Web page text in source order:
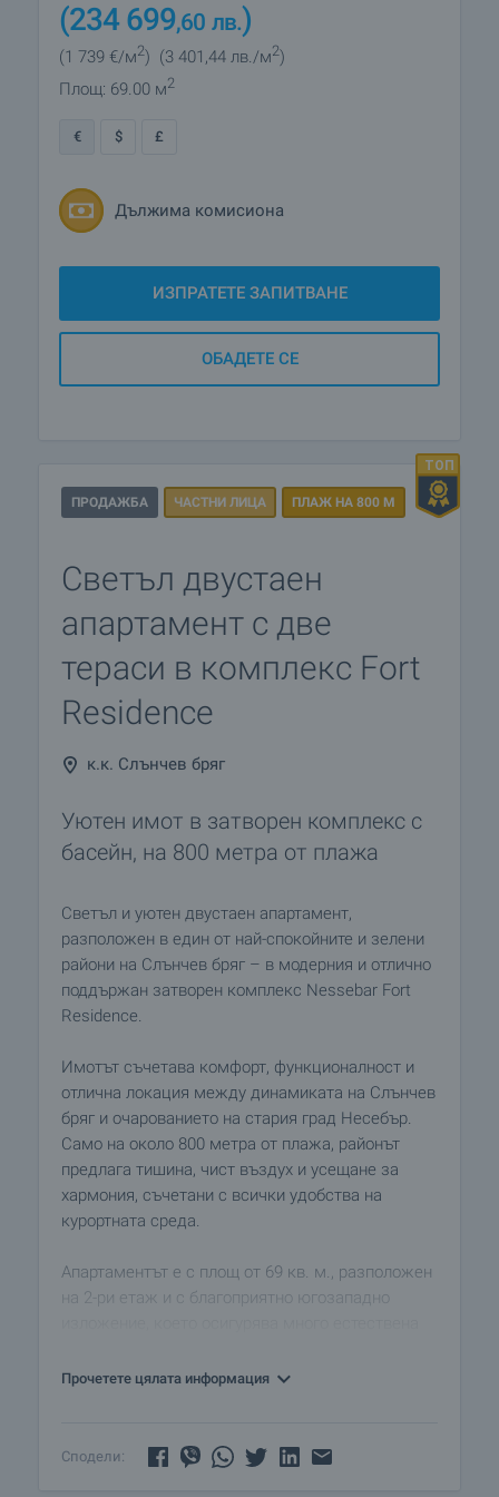
(234 699,60 лв.)
(1 739 €/м2) (3 401 ,44 лв./м2)
Площ: 69.00 м2
€ $ £
Дължима комисиона
ИЗПРАТЕТЕ ЗАПИТВАНЕ
ОБАДЕТЕ СЕ
ПРОДАЖБА ЧАСТНИ ЛИЦА ПЛАЖ НА 800 М
Светъл двустаен
апартамент с две
тераси в комплекс Fort
Residence
к.к. Слънчев бряг
Уютен имот в затворен комплекс с
басейн, на 800 метра от плажа
Светъл и уютен двустаен апартамент,
разположен в един от най-спокойните и зелени
райони на Слънчев бряг – в модерния и отлично
поддържан затворен комплекс Nessebar Fort
Residence.
Имотът съчетава комфорт, функционалност и
отлична локация между динамиката на Слънчев
бряг и очарованието на стария град Несебър.
Само на около 800 метра от плажа, районът
предлага тишина, чист въздух и усещане за
хармония, съчетани с всички удобства на
курортната среда.
Апартаментът е с площ от 69 кв. м., разположен
на 2-ри етаж и с благоприятно югозападно
обзаведено и готово за ползване, с практично и
• комфортна спалня
Прочетете цялата информация
Сподели: